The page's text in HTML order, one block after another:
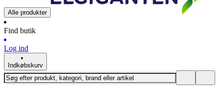
Alle produkter
Find butik
Log ind
Indkøbskurv